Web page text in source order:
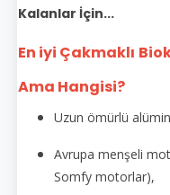
Kalanlar İçin...
En iyi Çakmaklı
Ama Hangisi?
Uzun ömürlü
Avrupa menşeli
Somfy motorlar),